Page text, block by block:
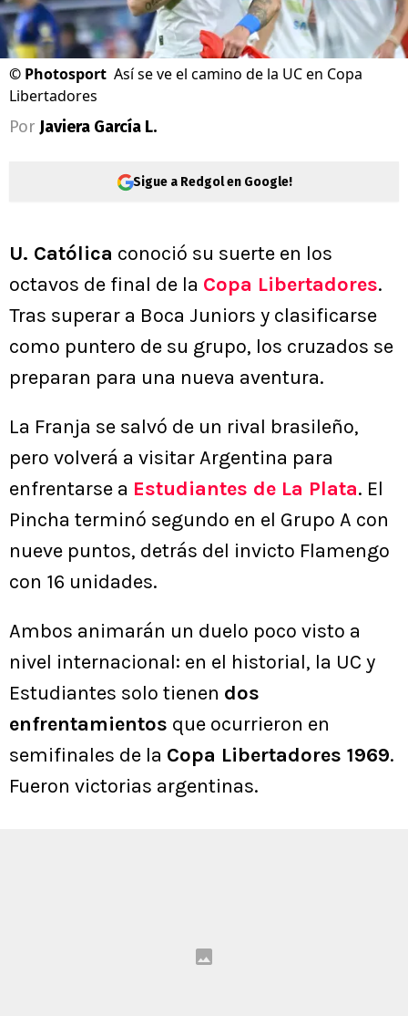
© Photosport Así se ve el camino de la UC en Copa
Libertadores
Por Javiera García L.
Sigue a Redgol en Google!
U. Católica conoció su suerte en los
octavos de final de la Copa Libertadores.
Tras superar a Boca Juniors y clasificarse
como puntero de su grupo, los cruzados se
preparan para una nueva aventura.
La Franja se salvó de un rival brasileño,
pero volverá a visitar Argentina para
enfrentarse a Estudiantes de La Plata. El
Pincha terminó segundo en el Grupo A con
nueve puntos, detrás del invicto Flamengo
con 16 unidades.
Ambos animarán un duelo poco visto a
nivel internacional: en el historial, la UC y
Estudiantes solo tienen dos
enfrentamientos que ocurrieron en
semifinales de la Copa Libertadores 1969.
Fueron victorias argentinas.